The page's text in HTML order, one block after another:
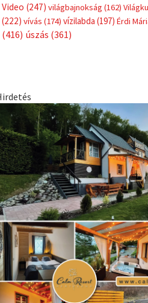
Video (247) világbajnokság (162)
(222) vívás (174) vízilabda (197) Érdi
(416) úszás (361)